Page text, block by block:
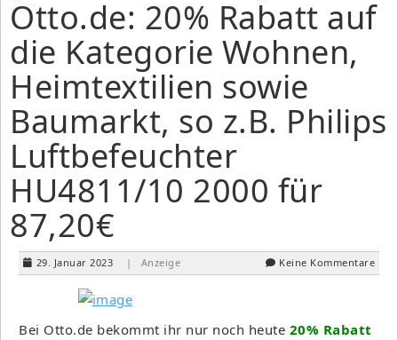
Otto.de: 20% Rabatt auf
die Kategorie Wohnen,
Heimtextilien sowie
Baumarkt, so z.B. Philips
Luftbefeuchter
HU4811/10 2000 für
87,20€
29. Januar 2023 | Anzeige Keine Kommentare
Bei Otto.de bekommt ihr nur noch heute 20% Rabatt